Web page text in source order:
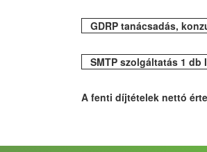
GDRP tanácsadás,
SMTP szolgáltatás 1 db
A fenti díjtételek nettó